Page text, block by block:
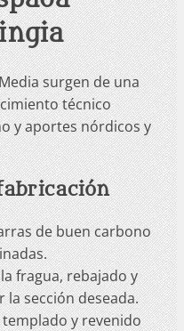
surgen de una
técnico
y aportes nórdicos y
de buen carbono
fragua, rebajado y
sección deseada.
templado y revenido